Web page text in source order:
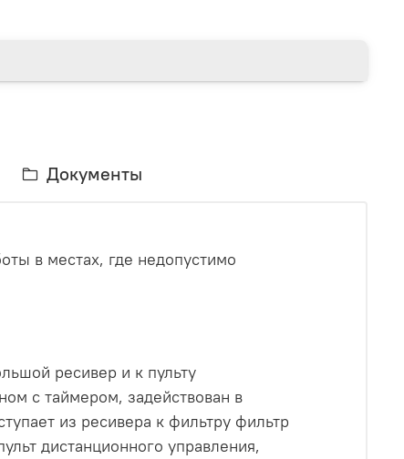
Документы
в местах, где недопустимо
ресивер и к пульту
с таймером, задействован в
из ресивера к фильтру фильтр
дистанционного управления,